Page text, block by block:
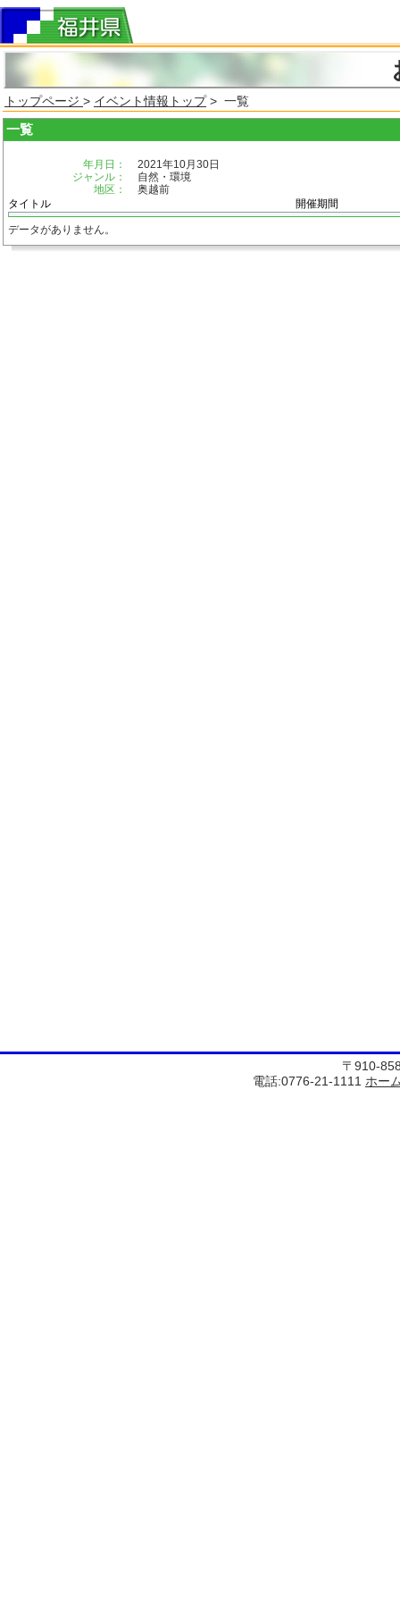
トップページ > イベント情報トップ> 一覧
一覧
年月日：
2021年10月30日
ジャンル：
自然・環境
地区：
奥越前
タイトル
開催期間
データがありません。
〒910-
電話:0776-21-1111 ホー